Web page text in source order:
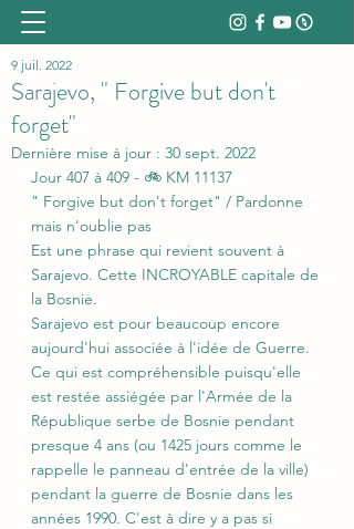
Sarajevo, " Forgive but don't
forget"
9 juil. 2022
Dernière mise à jour : 30 sept. 2022
Jour 407 à 409 - 🚲 KM 11137
" Forgive but don't forget" / Pardonne
mais n'oublie pas
Est une phrase qui revient souvent à
Sarajevo. Cette INCROYABLE capitale de
la Bosnie.
Sarajevo est pour beaucoup encore
aujourd'hui associée à l'idée de Guerre.
Ce qui est compréhensible puisqu'elle
est restée assiégée par l'Armée de la
République serbe de Bosnie pendant
presque 4 ans (ou 1425 jours comme le
rappelle le panneau d'entrée de la ville)
pendant la guerre de Bosnie dans les
années 1990. C'est à dire y a pas si